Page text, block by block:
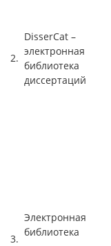
2.
DisserCat –
электронная
библиотека
диссертаций
3.
Электронная
библиотека